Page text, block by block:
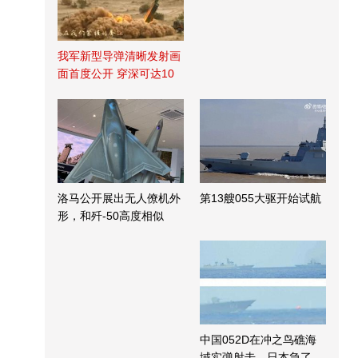
我军新型导弹清晰发射画
面首度公开 穿深可达10
洛马公开展出无人僚机外
形，和歼-50高度相似
第13艘055大驱开始试航
中国052D在冲之鸟礁海